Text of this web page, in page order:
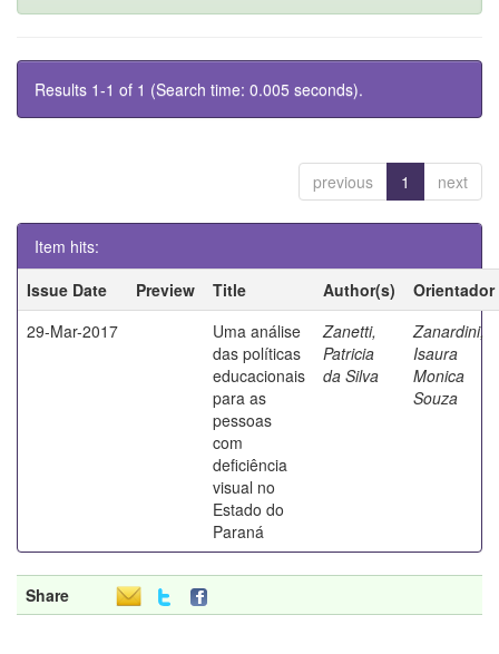
Results 1-1 of 1 (Search time: 0.005 seconds).
previous 1 next
Item hits:
Issue Date
Preview Title Author(s)
Orientador
29-Mar-2017
Uma análise
das políticas
educacionais
para as
pessoas
com
deficiência
visual no
Estado do
Paraná
Zanetti,
Patricia
da Silva
Zanardini,
Isaura
Monica
Souza
Share